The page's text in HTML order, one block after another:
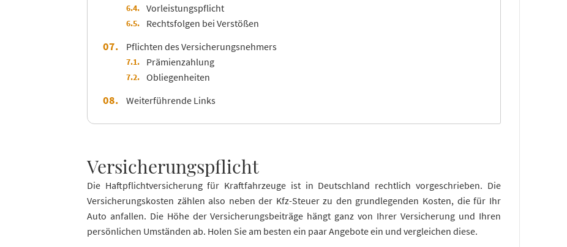
Vorleistungspflicht
Rechtsfolgen bei Verstößen
Pflichten des Versicherungsnehmers
Prämienzahlung
Obliegenheiten
Weiterführende Links
Versicherungspflicht
Die Haftpflichtversicherung für Kraftfahrzeuge ist in Deutschland rechtlich vorgeschrieben. Die
Versicherungskosten zählen also neben der Kfz-Steuer zu den grundlegenden Kosten, die für Ihr
Auto anfallen. Die Höhe der Versicherungsbeiträge hängt ganz von Ihrer Versicherung und Ihren
persönlichen Umständen ab. Holen Sie am besten ein paar Angebote ein und vergleichen diese.